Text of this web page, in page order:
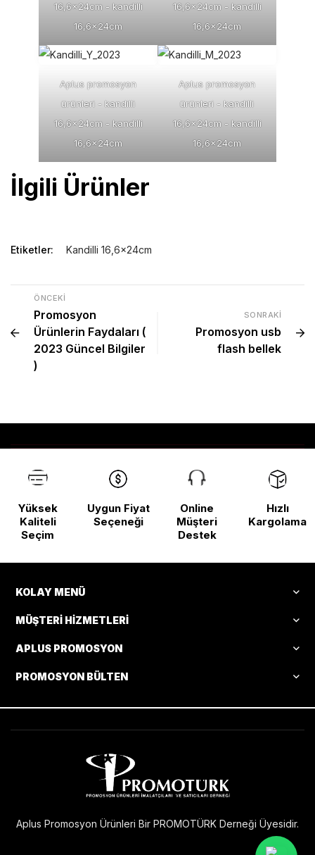
16,6x24cm - kandilli
16,6x24cm
16,6x24cm - kandilli
16,6x24cm
Aplus promosyon
ürünleri - kandilli
16,6x24cm - kandilli
16,6x24cm
Aplus promosyon
ürünleri - kandilli
16,6x24cm - kandilli
16,6x24cm
İlgili Ürünler
Etiketler: Kandilli 16,6x24cm
ÖNCEKI
Promosyon
Ürünlerin Faydaları (
2023 Güncel Bilgiler
)
SONRAKI
Promosyon usb
flash bellek
Yüksek
Kaliteli
Seçim
Uygun Fiyat
Seçeneği
Online
Müşteri
Destek
Hızlı
Kargolama
KOLAY MENÜ
MÜŞTERI HIZMETLERI
APLUS PROMOSYON
PROMOSYON BÜLTEN
Aplus Promosyon Ürünleri Bir PROMOTÜRK Derneği Üyesidir.